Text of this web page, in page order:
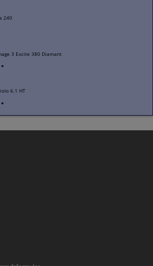
240
3 Excite 380 Diamant
*
6.1 HT
*